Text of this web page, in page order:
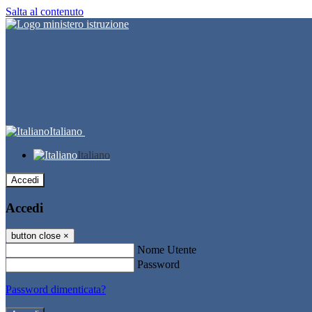
Salta al contenuto
Italiano
Italiano
Accedi
Accedi
button close ×
Nome Utente
Password
Password dimenticata?